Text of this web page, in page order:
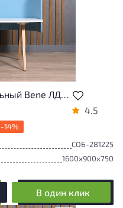
на
Стол прямоугольный Bene ЛДСП Белый Импорт
4.5
-14%
СОБ-281225
1600x900x750
В один клик